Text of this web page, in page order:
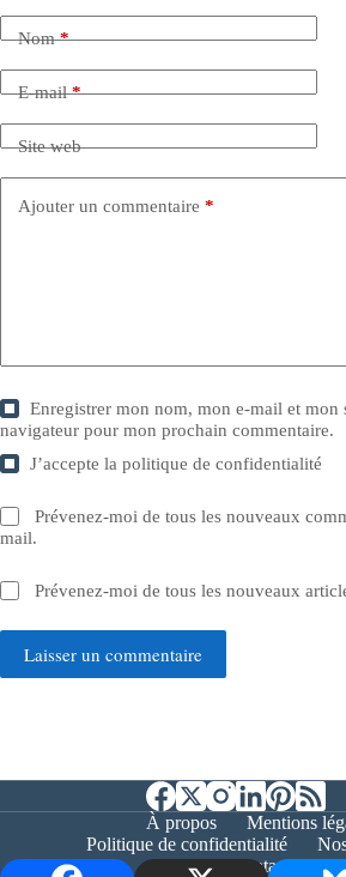
Nom*
E-mail*
Site web
Ajouter un commentaire *
Enregistrer mon nom, mon e-mail et mon
navigateur pour mon prochain commentaire.
J’accepte lapolitique de confidentialité
Prévenez-moi de tous les nouveaux
mail.
Prévenez-moi de tous les nouveaux
Laisser un commentaire
À propos
Mentions
Politique de confidentialité
Contact